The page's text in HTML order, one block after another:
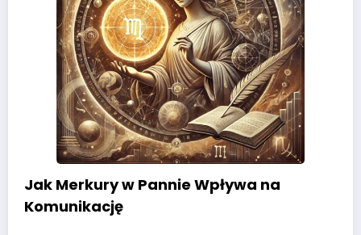
Jak Merkury w Pannie Wpływa na
Komunikację